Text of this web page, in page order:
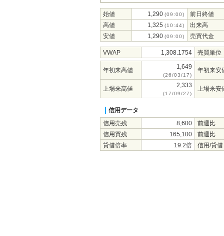
始値 1,290 (09:00)
前日終値
高値
1,325 (10:44)
出来高
安値
1,290 (09:00) 売買代金
VWAP 1,308.1754 売買単位
年初来高値 1,649
(26/03/17)
年初来安
上場来高値 2,333
(17/09/27)
上場来安
信用データ
信用売残
8,600
前週比
信用買残
165,100
前週比
貸借倍率
19.2倍 信用/貸借